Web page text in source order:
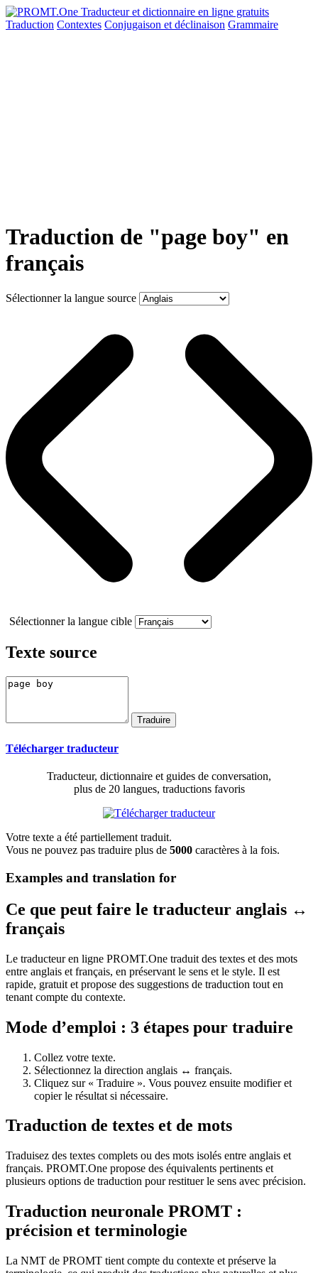
Traduction Contextes Conjugaison et déclinaison Grammaire
Traduction de "page boy" en
français
Sélectionner la langue source
Sélectionner la langue cible
Texte source
Télécharger traducteur
Traducteur, dictionnaire et guides de conversation,
plus de 20 langues, traductions favoris
Votre texte a été partiellement traduit.
Vous ne pouvez pas traduire plus de 5000 caractères à la fois.
Examples and translation for
Ce que peut faire le traducteur anglais ↔
français
Le traducteur en ligne PROMT.One traduit des textes et des mots
entre anglais et français, en préservant le sens et le style. Il est
rapide, gratuit et propose des suggestions de traduction tout en
tenant compte du contexte.
Mode d’emploi : 3 étapes pour traduire
Collez votre texte.
Sélectionnez la direction anglais ↔ français.
Cliquez sur « Traduire ». Vous pouvez ensuite modifier et
copier le résultat si nécessaire.
Traduction de textes et de mots
Traduisez des textes complets ou des mots isolés entre anglais et
français. PROMT.One propose des équivalents pertinents et
plusieurs options de traduction pour restituer le sens avec précision.
Traduction neuronale PROMT :
précision et terminologie
La NMT de PROMT tient compte du contexte et préserve la